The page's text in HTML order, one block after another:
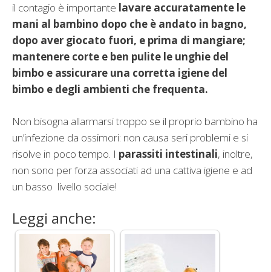
il contagio è importante lavare accuratamente le
mani al bambino dopo che è andato in bagno,
dopo aver giocato fuori, e prima di mangiare;
mantenere corte e ben pulite le unghie del
bimbo e assicurare una corretta igiene del
bimbo e degli ambienti che frequenta.
Non bisogna allarmarsi troppo se il proprio bambino ha
un’infezione da ossimori: non causa seri problemi e si
risolve in poco tempo. I parassiti intestinali, inoltre,
non sono per forza associati ad una cattiva igiene e ad
un basso livello sociale!
Leggi anche: